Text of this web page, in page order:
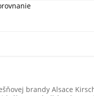
brandy Alsace